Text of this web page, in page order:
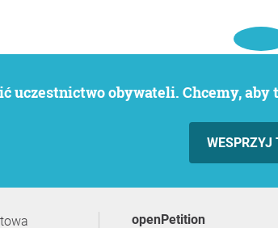
uczestnictwo obywateli. Chcemy,
WESPRZYJ
openPetition